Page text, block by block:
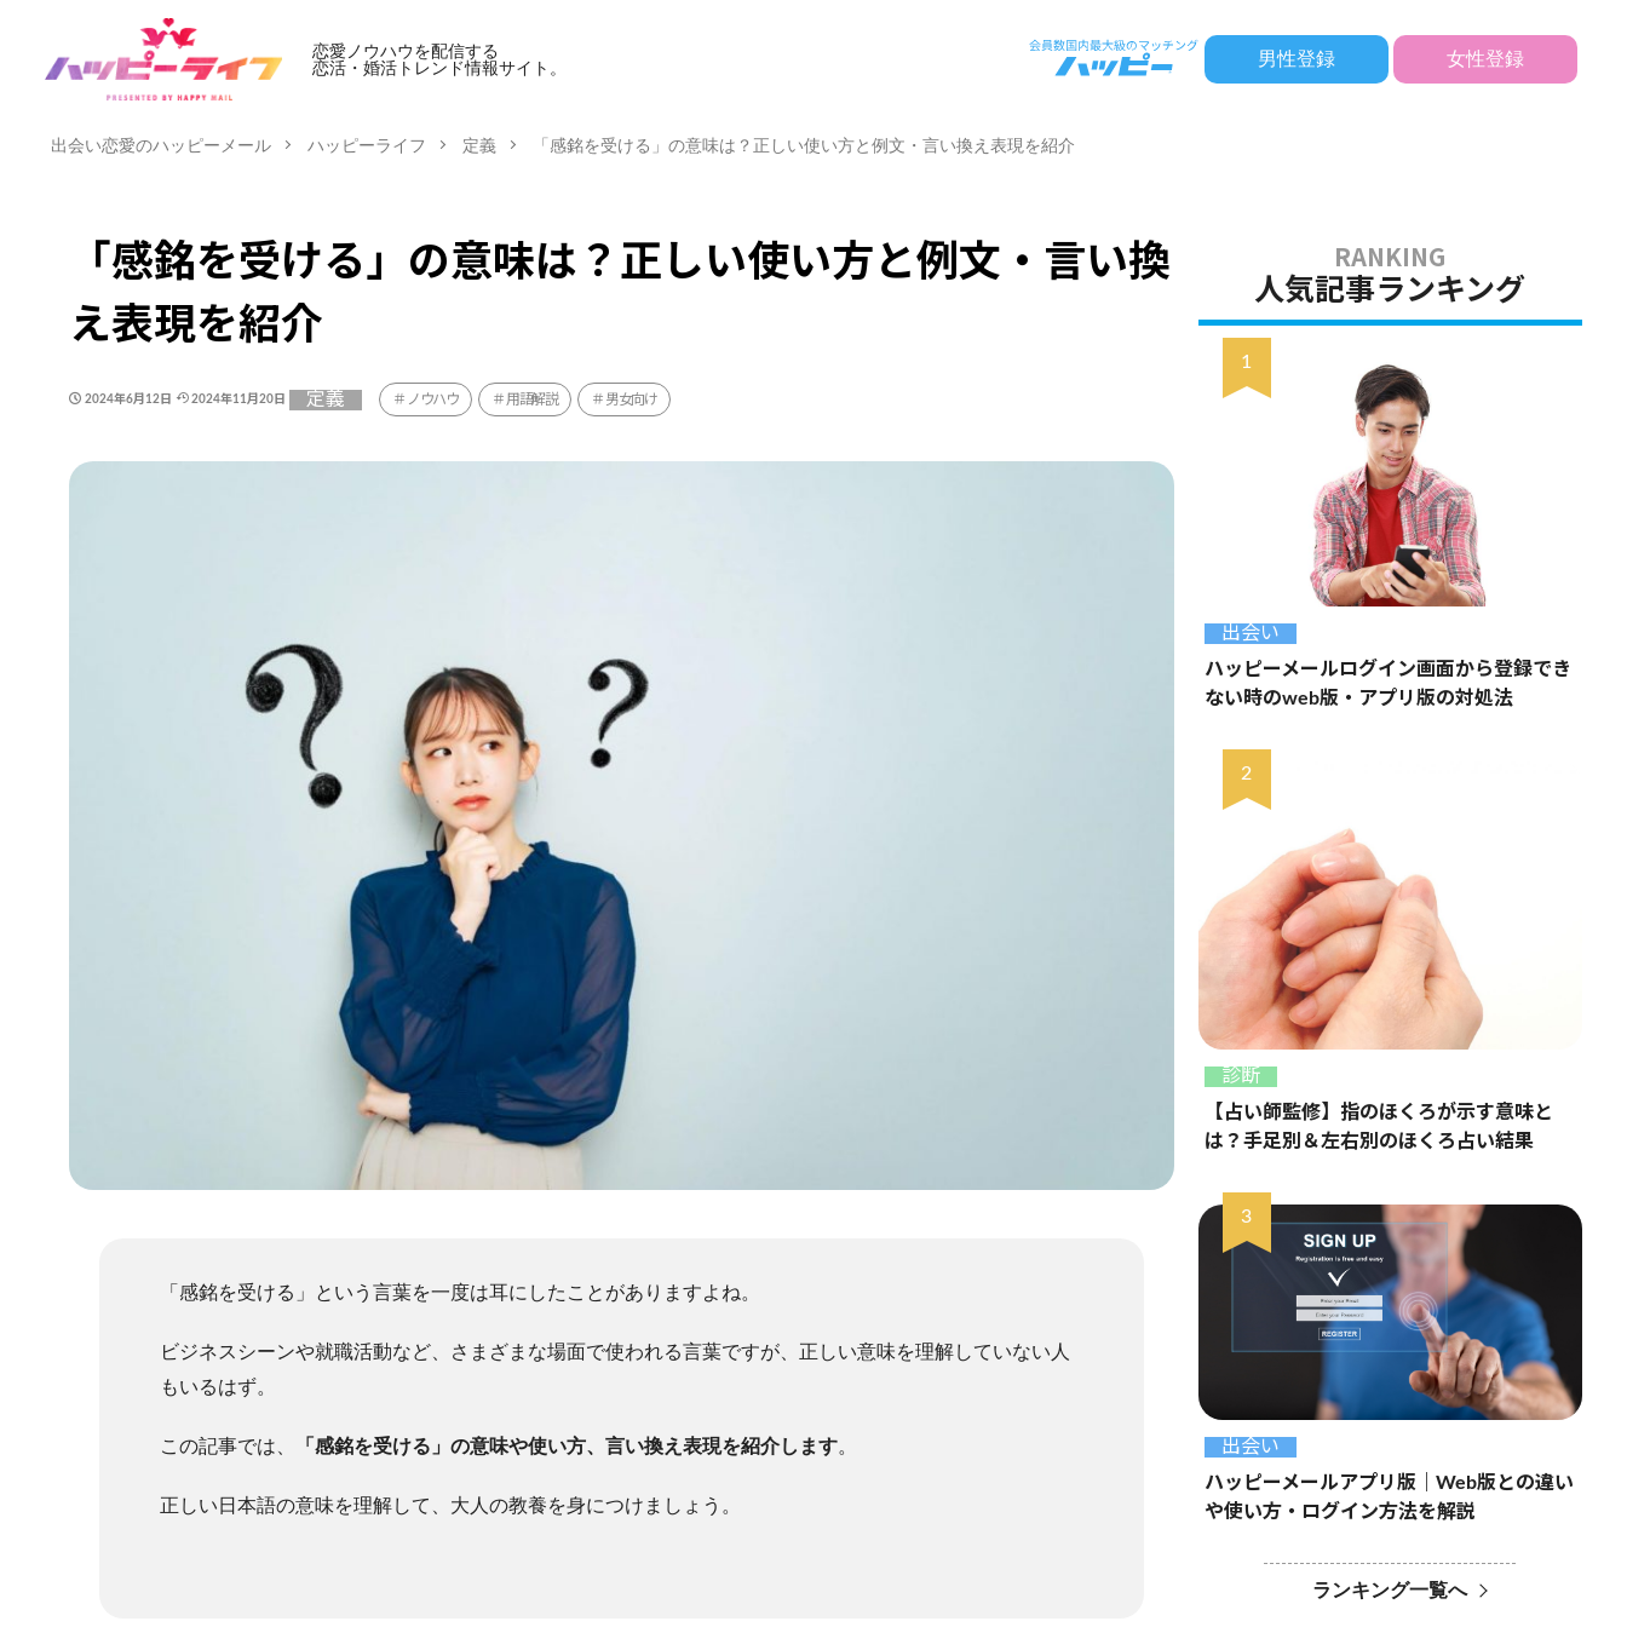
恋愛ノウハウを配信する
恋活・婚活トレンド情報サイト。
男性登録 女性登録
出会い恋愛のハッピーメール ハッピーライフ 定義 「感銘を受ける」の意味は？正しい使い方と例文・言い換え表現を紹介
「感銘を受ける」の意味は？正しい使い方と例文・言い換
え表現を紹介
2024年6月12日 2024年11月20日 定義 ノウハウ 用語解説 男女向け
「感銘を受ける」という言葉を一度は耳にしたことがありますよね。
ビジネスシーンや就職活動など、さまざまな場面で使われる言葉ですが、正しい意味を理解していない人
もいるはず。
この記事では、 「感銘を受ける」の意味や使い方、言い換え表現を紹介します。
正しい日本語の意味を理解して、大人の教養を身につけましょう。
人気記事ランキング
出会い
ハッピーメールログイン画面から登録でき
ない時のweb版・アプリ版の対処法
診断
【占い師監修】指のほくろが示す意味と
は？手足別＆左右別のほくろ占い結果
出会い
ハッピーメールアプリ版｜Web版との違い
や使い方・ログイン方法を解説
ランキング一覧へ